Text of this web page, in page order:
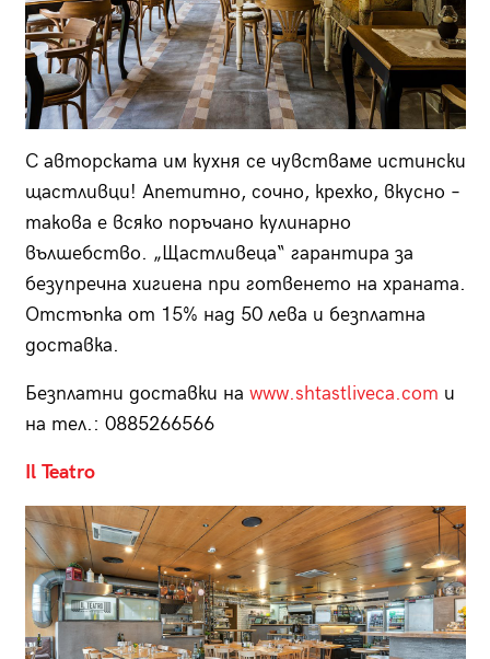
С авторската им кухня се чувстваме истински
щастливци! Апетитно, сочно, крехко, вкусно –
такова е всяко поръчано кулинарно
вълшебство. „Щастливеца“ гарантира за
безупречна хигиена при готвенето на храната.
Отстъпка от 15% над 50 лева и безплатна
доставка.
Безплатни доставки на www.shtastliveca.com и
на тел.: 0885266566
Il Teatro